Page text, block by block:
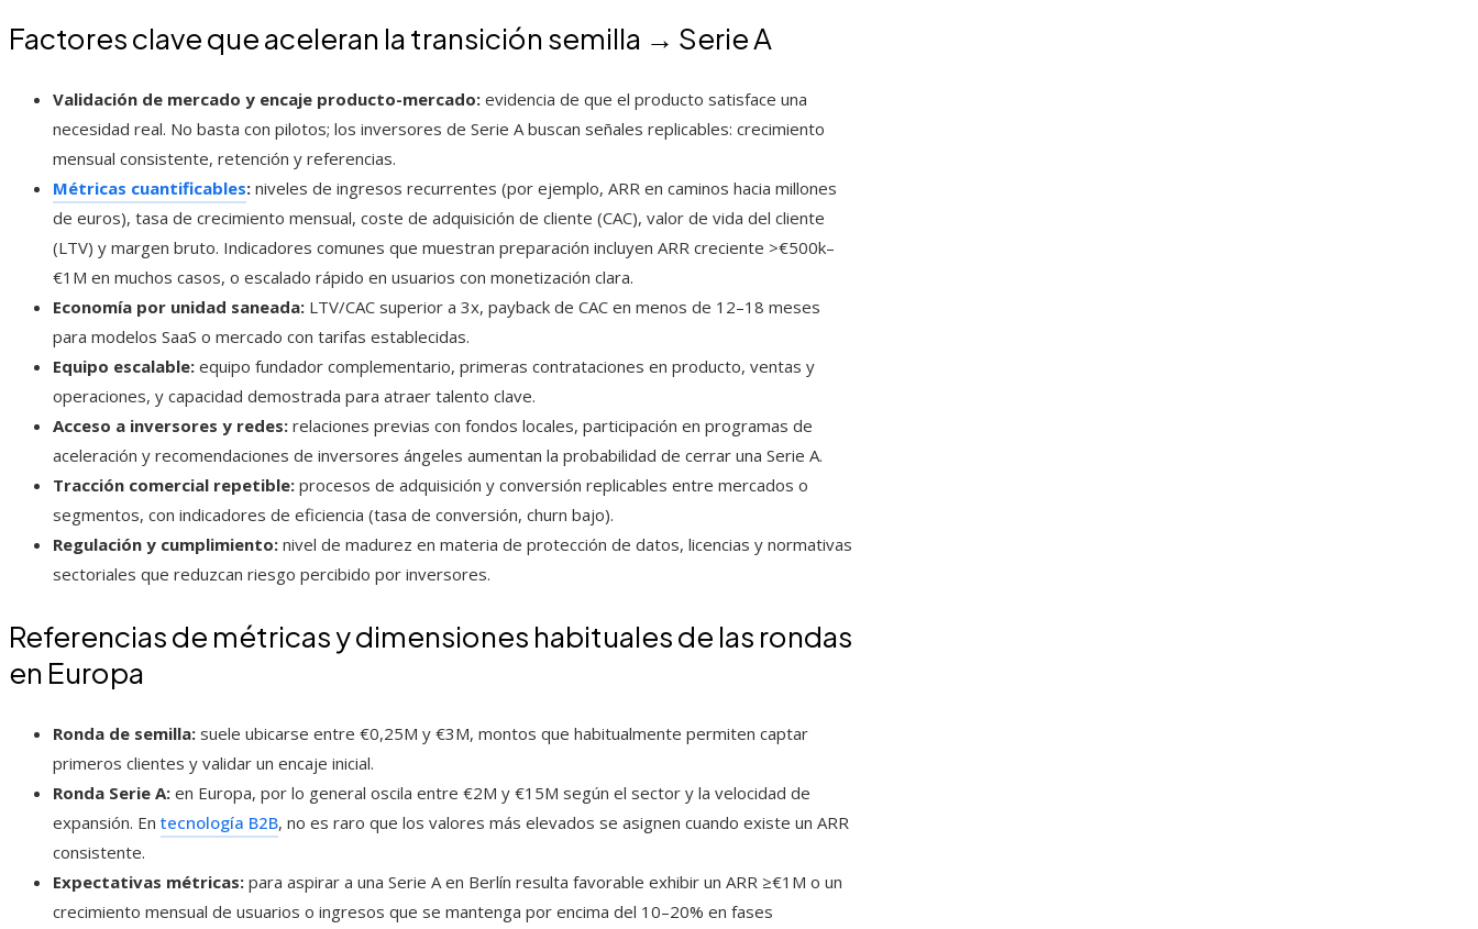
Factores clave que aceleran la transición semilla → Serie A
Validación de mercado y encaje producto-mercado: evidencia de que el producto satisface una
necesidad real. No basta con pilotos; los inversores de Serie A buscan señales replicables: crecimiento
mensual consistente, retención y referencias.
Métricas cuantificables: niveles de ingresos recurrentes (por ejemplo, ARR en caminos hacia millones
de euros), tasa de crecimiento mensual, coste de adquisición de cliente (CAC), valor de vida del cliente
(LTV) y margen bruto. Indicadores comunes que muestran preparación incluyen ARR creciente >€500k–
€1M en muchos casos, o escalado rápido en usuarios con monetización clara.
Economía por unidad saneada: LTV/CAC superior a 3x, payback de CAC en menos de 12–18 meses
para modelos SaaS o mercado con tarifas establecidas.
Equipo escalable: equipo fundador complementario, primeras contrataciones en producto, ventas y
operaciones, y capacidad demostrada para atraer talento clave.
Acceso a inversores y redes: relaciones previas con fondos locales, participación en programas de
aceleración y recomendaciones de inversores ángeles aumentan la probabilidad de cerrar una Serie A.
Tracción comercial repetible: procesos de adquisición y conversión replicables entre mercados o
segmentos, con indicadores de eficiencia (tasa de conversión, churn bajo).
Regulación y cumplimiento: nivel de madurez en materia de protección de datos, licencias y normativas
sectoriales que reduzcan riesgo percibido por inversores.
Referencias de métricas y dimensiones habituales de las rondas
en Europa
Ronda de semilla: suele ubicarse entre €0,25M y €3M, montos que habitualmente permiten captar
primeros clientes y validar un encaje inicial.
Ronda Serie A: en Europa, por lo general oscila entre €2M y €15M según el sector y la velocidad de
expansión. En tecnología B2B, no es raro que los valores más elevados se asignen cuando existe un ARR
consistente.
Expectativas métricas: para aspirar a una Serie A en Berlín resulta favorable exhibir un ARR ≥€1M o un
crecimiento mensual de usuarios o ingresos que se mantenga por encima del 10–20% en fases